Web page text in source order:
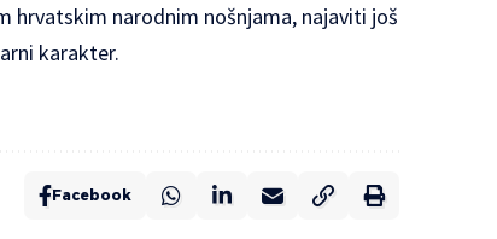
hrvatskim narodnim nošnjama, najaviti još
karakter.
Facebook